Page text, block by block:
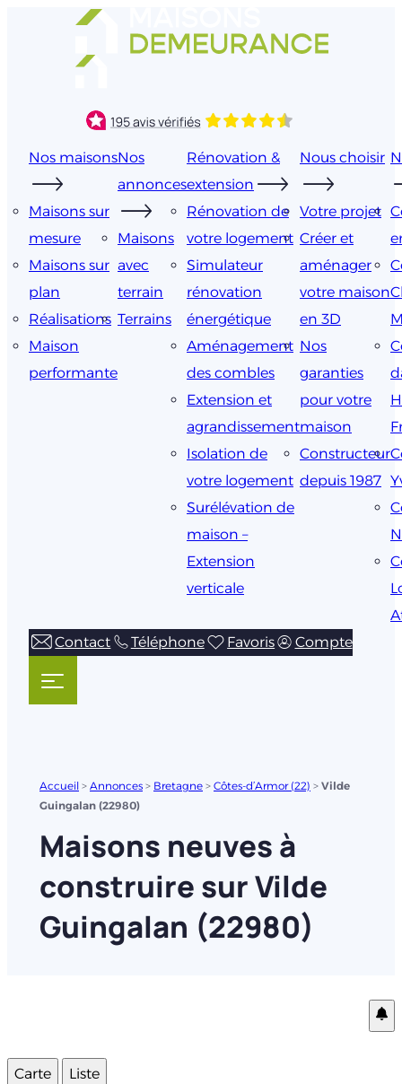
Nos maisons
Maisons sur
mesure
Maisons sur
plan
Réalisations
Maison
performante
Nos
annonces
Maisons
avec
terrain
Terrains
Rénovation &
extension
Rénovation de
votre logement
Simulateur
rénovation
énergétique
Aménagement
des combles
Extension et
agrandissement
Isolation de
votre logement
Surélévation de
maison –
Extension
verticale
Nous choisir
Votre projet
Créer et
aménager
votre maison
en 3D
Nos
garanties
pour votre
maison
Constructeur
depuis 1987
Contact
Téléphone Favoris Compte
Accueil > Annonces > Bretagne > Côtes-d’Armor (22) > Vilde
Guingalan (22980)
Maisons neuves à
construire sur Vilde
Guingalan (22980)
Carte Liste